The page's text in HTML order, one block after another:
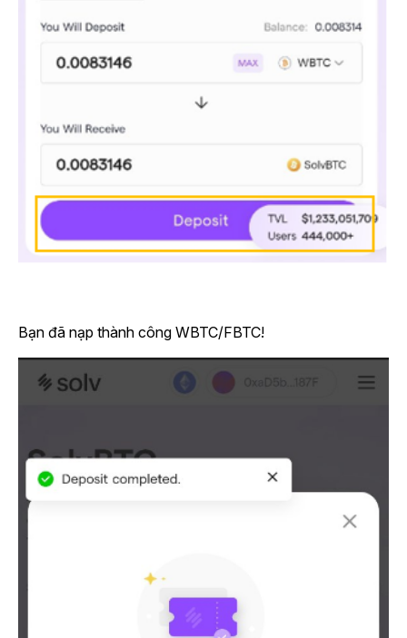
Bạn đã nạp thành công WBTC/FBTC!